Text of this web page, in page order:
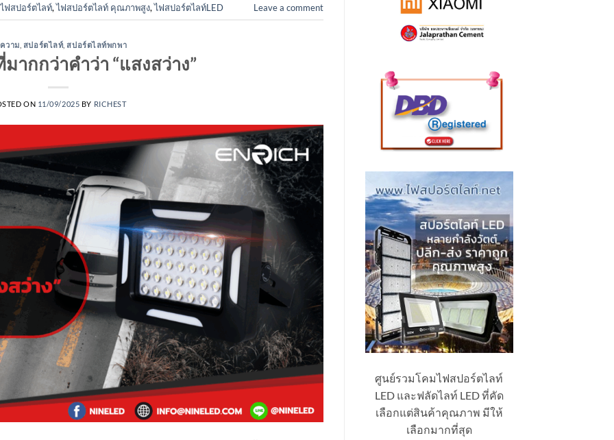
ไฟสปอร์ตไลท์,ไฟสปอร์ตไลท์ คุณภาพสูง,ไฟสปอร์ตไลท์LED Leave a comment
วาม สปอร์ตไลท์ สปอร์ตไลท์พกพา
ากกว่าคำว่า “แสงสว่าง”
ON 11/09/2025 BY RICHEST
ศูนย์รวมโคมไฟสปอร์ตไลท์
LED และฟลัดไลท์ LED ที่คัด
เลือกแต่สินค้าคุณภาพ มีให้
เลือกมากที่สุด